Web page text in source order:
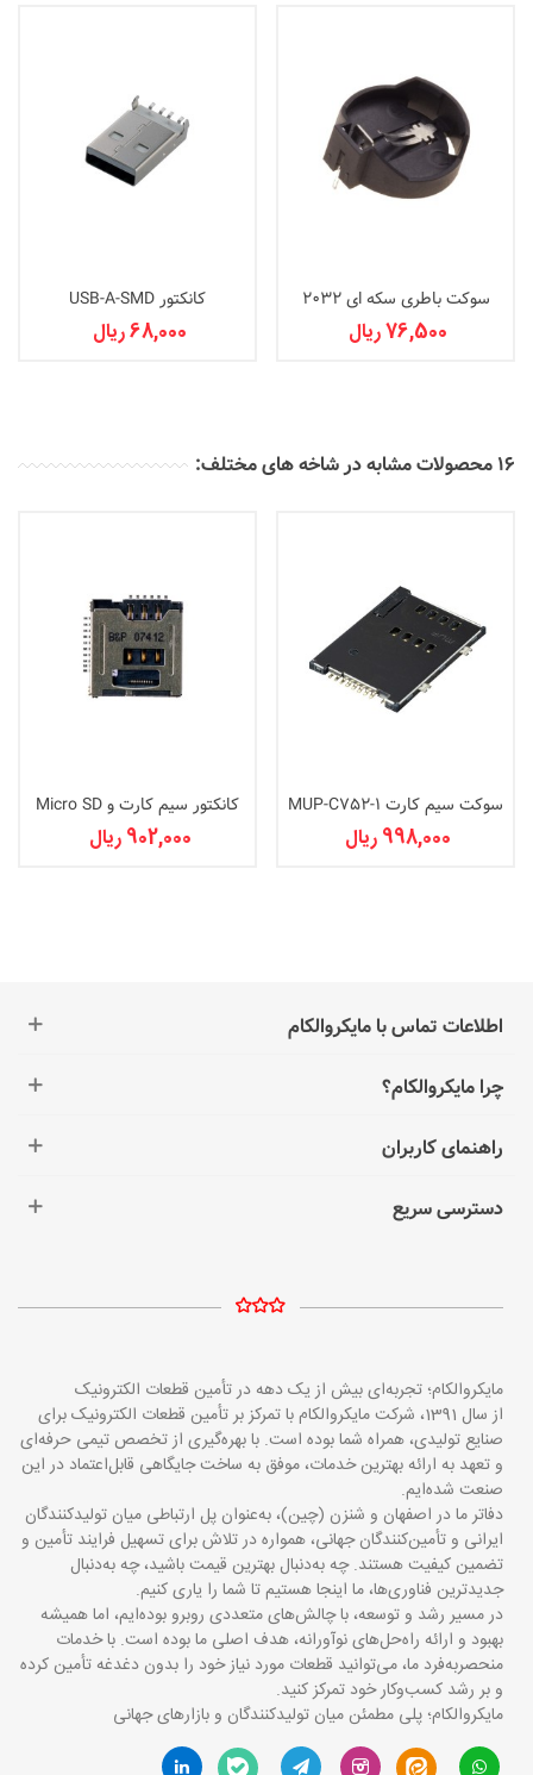
سوکت باطری سکه ای 2032
76,500 ریال
کانکتور USB-A-SMD
68,000 ریال
16 محصولات مشابه در شاخه های مختلف:
سوکت سیم کارت MUP-C752-1
998,000 ریال
کانکتور سیم کارت و Micro SD
902,000 ریال
اطلاعات تماس با مایکروالکام
چرا مایکروالکام؟
راهنمای کاربران
دسترسی سریع
مایکروالکام؛ تجربه‌ای بیش از یک دهه در تأمین قطعات الکترونیک
از سال 1391، شرکت مایکروالکام با تمرکز بر تأمین قطعات الکترونیک برای
صنایع تولیدی، همراه شما بوده است. با بهره‌گیری از تخصص تیمی حرفه‌ای
و تعهد به ارائه بهترین خدمات، موفق به ساخت جایگاهی قابل‌اعتماد در این
صنعت شده‌ایم.
دفاتر ما در اصفهان و شنزن (چین)، به‌عنوان پل ارتباطی میان تولیدکنندگان
ایرانی و تأمین‌کنندگان جهانی، همواره در تلاش برای تسهیل فرایند تأمین و
تضمین کیفیت هستند. چه به‌دنبال بهترین قیمت باشید، چه به‌دنبال
جدیدترین فناوری‌ها، ما اینجا هستیم تا شما را یاری کنیم.
در مسیر رشد و توسعه، با چالش‌های متعددی روبرو بوده‌ایم، اما همیشه
بهبود و ارائه راه‌حل‌های نوآورانه، هدف اصلی ما بوده است. با خدمات
منحصربه‌فرد ما، می‌توانید قطعات مورد نیاز خود را بدون دغدغه تأمین کرده
و بر رشد کسب‌وکار خود تمرکز کنید.
مایکروالکام؛ پلی مطمئن میان تولیدکنندگان و بازارهای جهانی